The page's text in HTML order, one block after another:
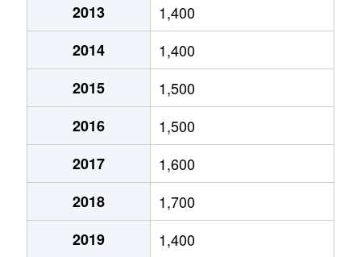
4,000万円
510万円
540万円
4,400万円
1,400万円
2,800万円
1,000万円
2013
1,400
2014
1,400
2015
1,500
2016
1,500
2017
1,600
2018
1,700
2019
1,400